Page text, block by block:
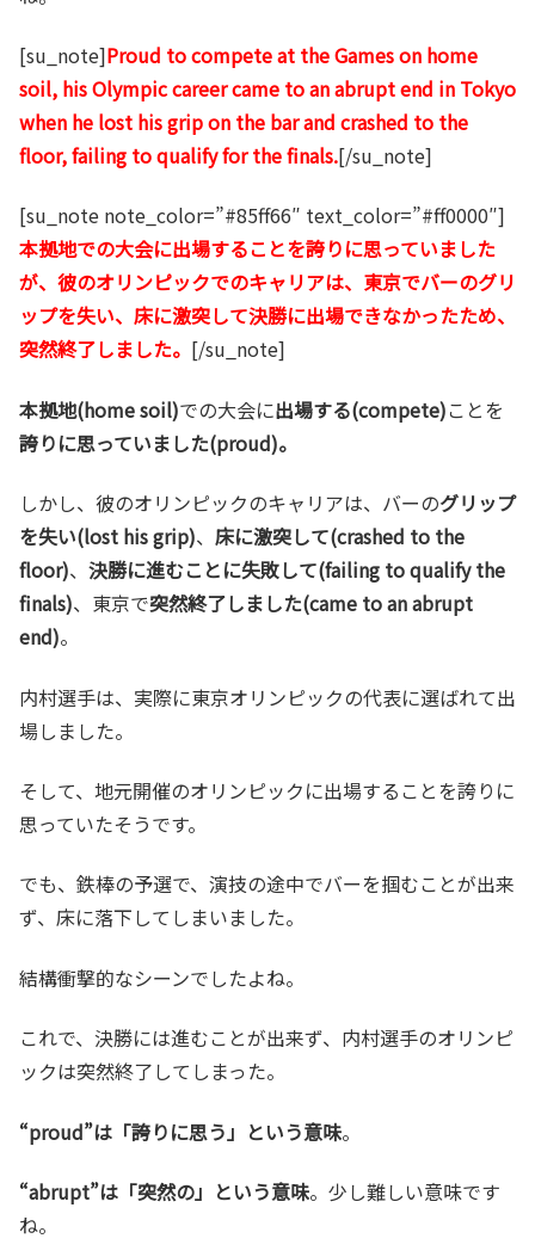
[su_note]Proud to compete at the Games on home
soil, his Olympic career came to an abrupt end in Tokyo
when he lost his grip on the bar and crashed to the
floor, failing to qualify for the finals.[/su_note]
[su_note note_color=”#85ff66″ text_color=”#ff0000″]
本拠地での大会に出場することを誇りに思っていました
が、彼のオリンピックでのキャリアは、東京でバーのグリ
ップを失い、床に激突して決勝に出場できなかったため、
突然終了しました。 [/su_note]
本拠地(home soil)での大会に出場する(compete)ことを
誇りに思っていました(proud)。
しかし、彼のオリンピックのキャリアは、バーのグリップ
を失い(lost his grip)、 床に激突して(crashed to the
floor)、 決勝に進むことに失敗して(failing to qualify the
finals)、東京で突然終了しました(came to an abrupt
end)。
内村選手は、実際に東京オリンピックの代表に選ばれて出
場しました。
そして、地元開催のオリンピックに出場することを誇りに
思っていたそうです。
でも、鉄棒の予選で、演技の途中でバーを掴むことが出来
ず、床に落下してしまいました。
結構衝撃的なシーンでしたよね。
これで、決勝には進むことが出来ず、内村選手のオリンピ
ックは突然終了してしまった。
“proud”は「誇りに思う」という意味。
“abrupt”は「突然の」という意味。少し難しい意味です
ね。